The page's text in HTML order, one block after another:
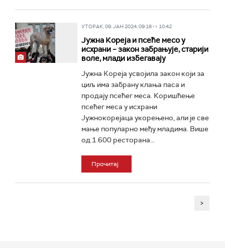
УТОРАК, 09. ЈАН 2024, 09:18 -> 10:42
Јужна Кореја и псеће месо у
исхрани – закон забрањује, старији
воле, млади избегавају
Јужна Кореја усвојила закон који за
циљ има забрану клања паса и
продају псећег меса. Коришћење
псећег меса у исхрани
Јужнокорејаца укорењено, али је све
мање популарно међу младима. Више
од 1.600 ресторана...
Прочитај
>